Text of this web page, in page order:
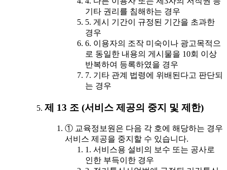
기타 권리를 침해하는 경우
5. 게시 기간이 규정된 기간을 초과한
경우
6. 이용자의 조작 미숙이나 광고목적으
로 동일한 내용의 게시물을 10회 이상
반복하여 등록하였을 경우
7. 기타 관계 법령에 위배된다고 판단되
는 경우
제 13 조 (서비스 제공의 중지 및 제한)
① 교육정보원은 다음 각 호에 해당하는 경우
서비스 제공을 중지할 수 있습니다.
1. 서비스용 설비의 보수 또는 공사로
인한 부득이한 경우